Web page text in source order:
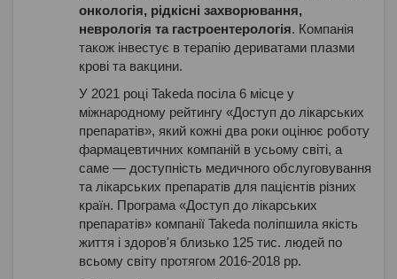
онкологія, рідкісні захворювання,
неврологія та гастроентерологія. Компанія
також інвестує в терапію дериватами плазми
крові та вакцини.
У 2021 році Takeda посіла 6 місце у
міжнародному рейтингу «Доступ до лікарських
препаратів», який кожні два роки оцінює роботу
фармацевтичних компаній в усьому світі, а
саме ― доступність медичного обслуговування
та лікарських препаратів для пацієнтів різних
країн. Програма «Доступ до лікарських
препаратів» компанії Takeda поліпшила якість
життя і здоров'я близько 125 тис. людей по
всьому світу протягом 2016-2018 рр.